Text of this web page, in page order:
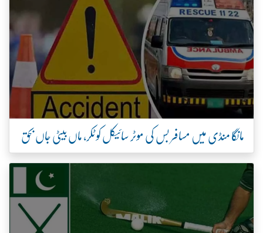
مانگا منڈی میں مسافر بس کی موٹر سائیکل کو ٹکر، ماں بیٹی جاں بحق